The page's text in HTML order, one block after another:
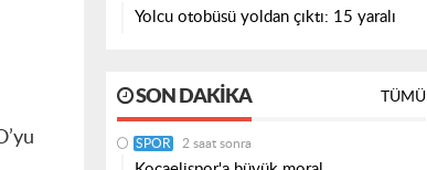
Yolcu otobüsü yoldan çıktı: 15 yaralı
SON DAKIKA TÜMÜ
SPOR 2 saat sonra